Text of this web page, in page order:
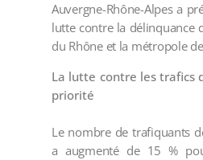
Auvergne-Rhône-Alpes a
lutte contre la délinquance
du Rhône et la métropole
La lutte contre les trafics
priorité
Le nombre de trafiquants
a augmenté de 15 %